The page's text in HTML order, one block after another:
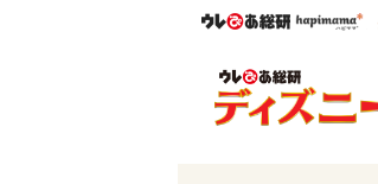
ウレぴあ